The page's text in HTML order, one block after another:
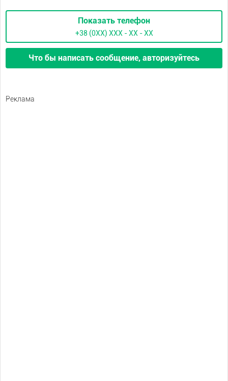
Показать телефон
+38 (0XX) ХХХ - ХХ - ХХ
Что бы написать сообщение, авторизуйтесь
Реклама